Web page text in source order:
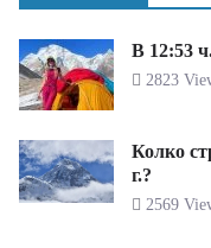
В 12:53
2823
Колко
г.?
2569